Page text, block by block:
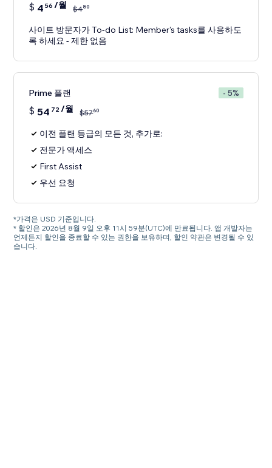
$ 4 56 /월 $480
사이트 방문자가 To-do List: Member's tasks를 사용하도
록 하세요 - 제한 없음
Prime 플랜 - 5%
$ 54 72/월 $5760
이전 플랜 등급의 모든 것, 추가로:
전문가 액세스
First Assist
우선 요청
*가격은 USD 기준입니다.
* 할인은 2026년 8월 9일 오후 11시 59분(UTC)에 만료됩니다. 앱 개발자는
언제든지 할인을 종료할 수 있는 권한을 보유하며, 할인 약관은 변경될 수 있
습니다.